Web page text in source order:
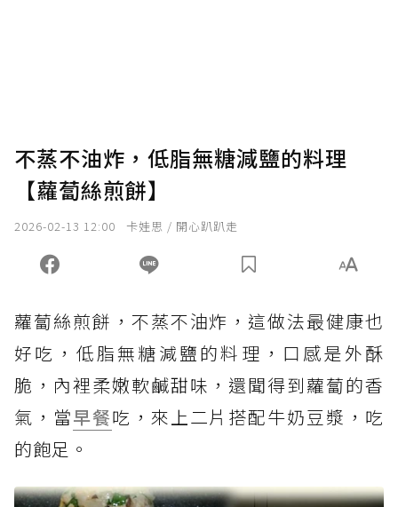
不蒸不油炸，低脂無糖減鹽的料理
【蘿蔔絲煎餅】
2026-02-13 12:00 卡娃思 / 開心趴趴走
蘿蔔絲煎餅，不蒸不油炸，這做法最健康也
好吃，低脂無糖減鹽的料理，口感是外酥
脆，內裡柔嫩軟鹹甜味，還聞得到蘿蔔的香
氣，當早餐吃，來上二片搭配牛奶豆漿，吃
的飽足。